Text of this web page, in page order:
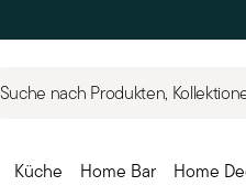
Suche nach Produkten,
Küche Home Bar Home